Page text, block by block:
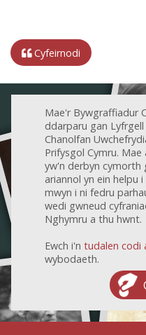
Cyfeirnodi
Mae'r Bywgraffiadur
ddarparu gan
Chanolfan
Prifysgol Cymru.
yw'n derbyn cymorth
ariannol yn ein helpu
mwyn i ni fedru
wedi gwneud
Nghymru a thu hwnt.
Ewch i'n tudalen codi
wybodaeth.